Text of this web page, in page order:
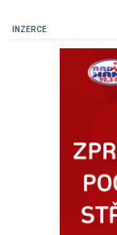
INZERCE